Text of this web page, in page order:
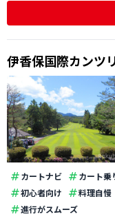
伊香保国際カンツ
カートナビ カート乗
初心者向け
料理自慢
進行がスムーズ